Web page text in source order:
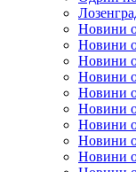
Новини
Новини
Новини
Новини
Новини
Новини
Новини
Новини
Новини